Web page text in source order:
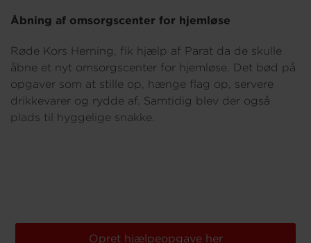
Åbning af omsorgscenter for hjemløse
Røde Kors Herning, fik hjælp af Parat da de skulle
åbne et nyt omsorgscenter for hjemløse. Det bød på
opgaver som at stille op, hænge flag op, servere
drikkevarer og rydde af. Samtidig blev der også
plads til hyggelige snakke.
Opret hjælpeopgave her